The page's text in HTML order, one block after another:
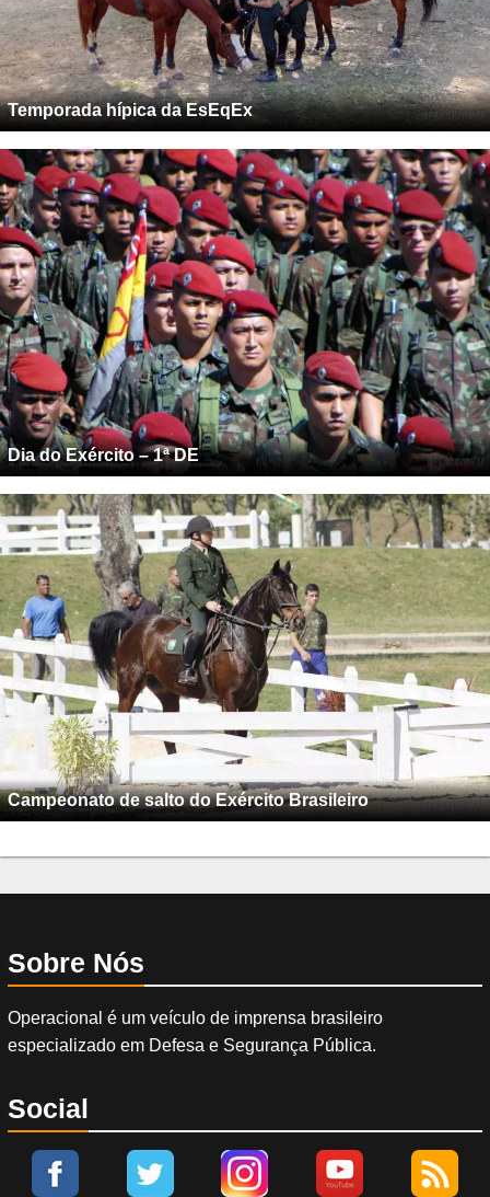
Temporada hípica da EsEqEx
Dia do Exército – 1ª DE
Campeonato de salto do Exército Brasileiro
Sobre Nós
Operacional é um veículo de imprensa brasileiro
especializado em Defesa e Segurança Pública.
Social